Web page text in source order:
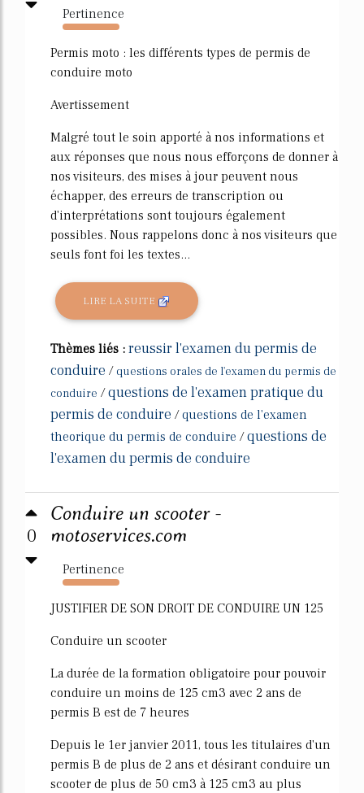
Pertinence
5680%
Permis moto : les différents types de permis de
conduire moto
Avertissement
Malgré tout le soin apporté à nos informations et
aux réponses que nous nous efforçons de donner à
nos visiteurs, des mises à jour peuvent nous
échapper, des erreurs de transcription ou
d'interprétations sont toujours également
possibles. Nous rappelons donc à nos visiteurs que
seuls font foi les textes...
LIRE LA SUITE
Thèmes liés : reussir l'examen du permis de
conduire / questions orales de l'examen du permis de
conduire /questions de l'examen pratique du
permis de conduire /questions de l'examen
theorique du permis de conduire /questions de
l'examen du permis de conduire
0
Conduire un scooter -
motoservices.com
Pertinence
2983%
JUSTIFIER DE SON DROIT DE CONDUIRE UN 125
Conduire un scooter
La durée de la formation obligatoire pour pouvoir
conduire un moins de 125 cm3 avec 2 ans de
permis B est de 7 heures
Depuis le 1er janvier 2011, tous les titulaires d'un
permis B de plus de 2 ans et désirant conduire un
scooter de plus de 50 cm3 à 125 cm3 au plus